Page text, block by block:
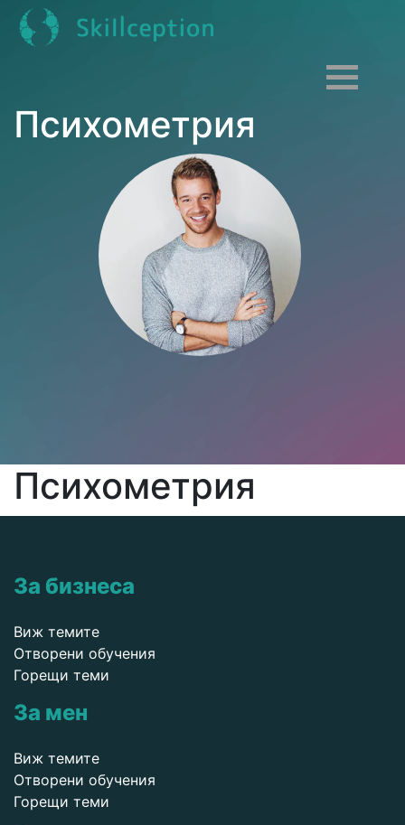
Психометрия
Психометрия
За бизнеса
Виж темите
Отворени обучения
Горещи теми
За мен
Виж темите
Отворени обучения
Горещи теми